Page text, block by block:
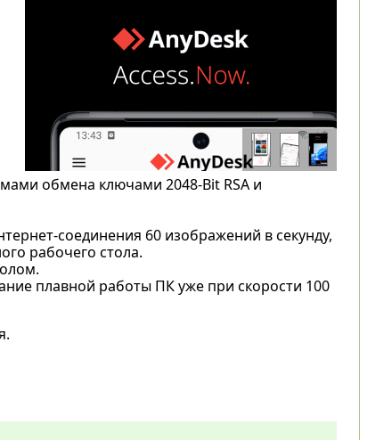
обмена ключами 2048-Bit RSA и
соединения 60 изображений в секунду,
рабочего стола.
плавной работы ПК уже при скорости 100